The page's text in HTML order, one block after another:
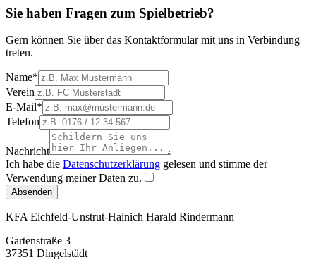
Sie haben Fragen zum Spielbetrieb?
Gern können Sie über das Kontaktformular mit uns in Verbindung
treten.
Name*
Verein
E-Mail*
Telefon
Nachricht
Ich habe die Datenschutzerklärung gelesen und stimme der
Verwendung meiner Daten zu.
Absenden
KFA Eichfeld-Unstrut-Hainich Harald Rindermann
Gartenstraße 3
37351 Dingelstädt